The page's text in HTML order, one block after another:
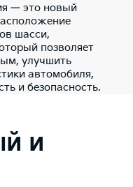
— это новый
шасси,
позволяет
улучшить
автомобиля,
и безопасность.
и